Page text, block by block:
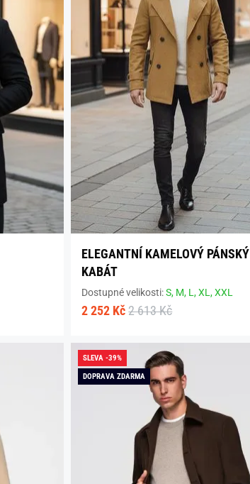
ELEGANTNÍ KAMELOVÝ PÁNSKÝ
KABÁT
Dostupné velikosti:S, M, L,XL,XXL
2 252 Kč 2 613 Kč
SLEVA -39%
DOPRAVA ZDARMA